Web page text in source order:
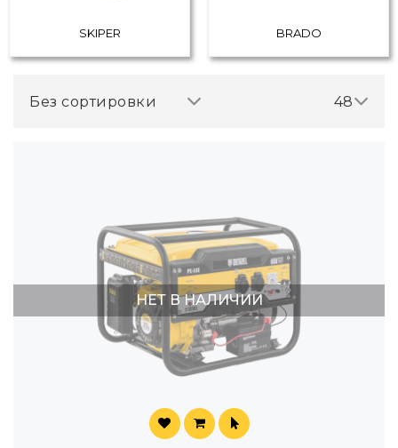
SKIPER BRADO
48
Без сортировки
НЕТ В НАЛИЧИИ